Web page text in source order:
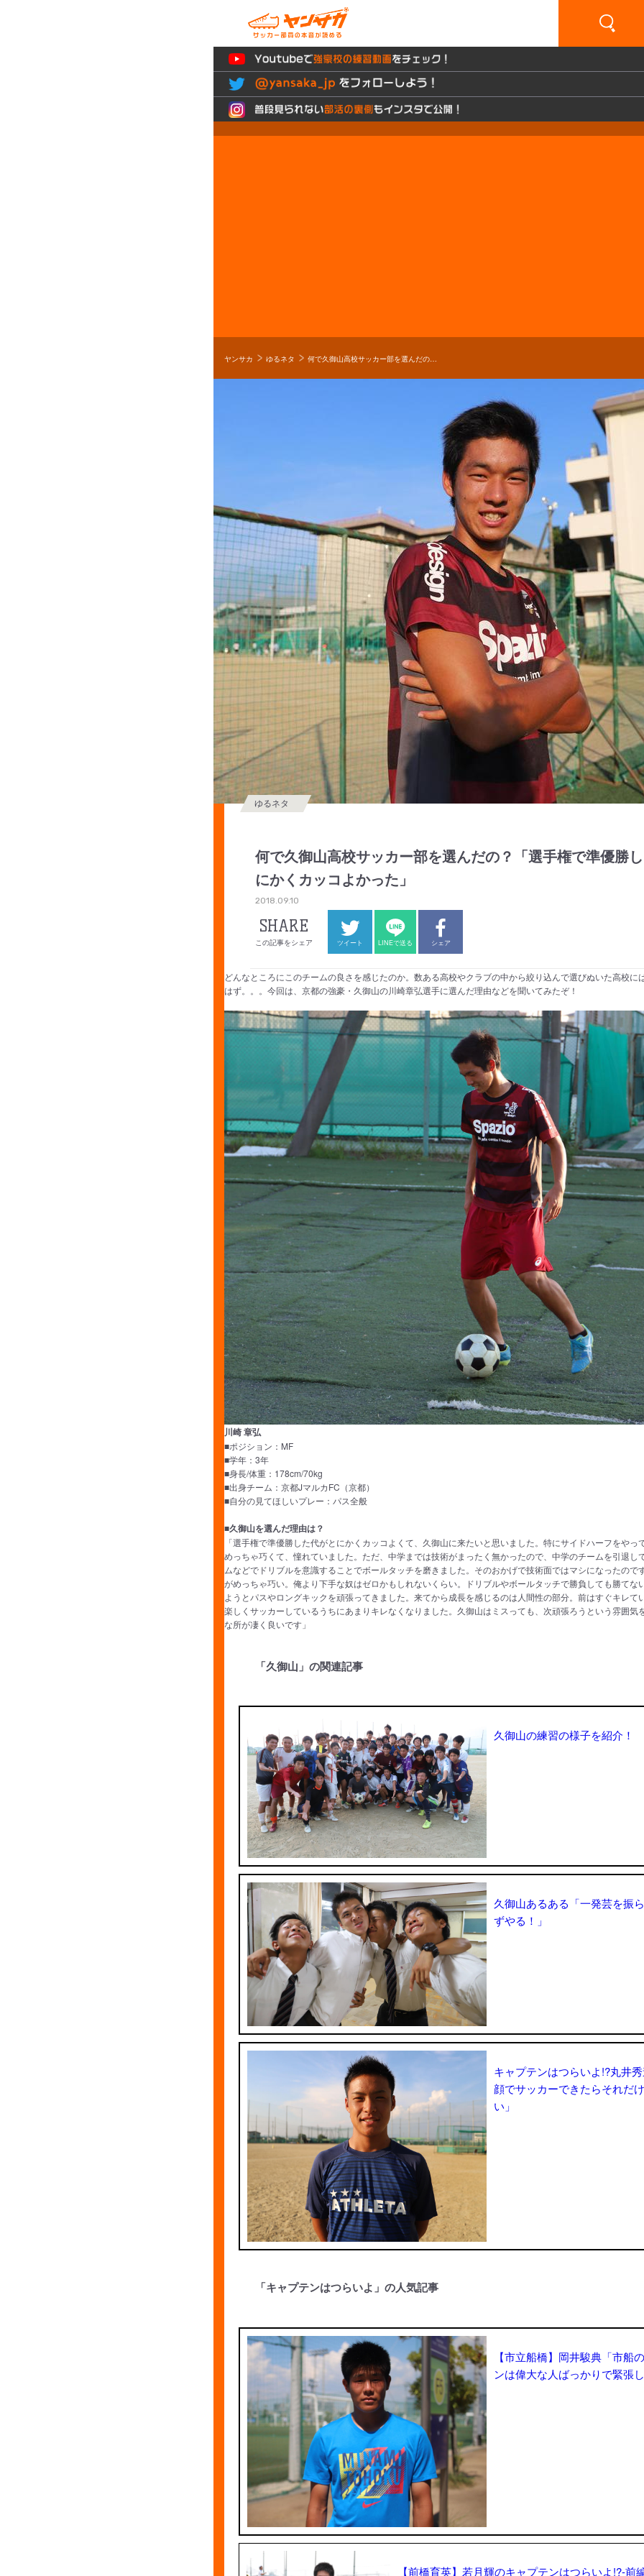
ヤンサカ ゆるネタ 何で久御山高校サッカー部を選んだの？「選手権で準優勝した代がとにかくカッコよかった」
何で久御山高校サッカー部を選んだの？「選手権で準優勝
にかくカッコよかった」
ゆるネタ
2018.09.10
SHARE
この記事をシェア ツイート LINEで送る シェア
どんなところにこのチームの良さを感じたのか。数ある高校やクラブの中から絞り込んで選びぬいた高校に
はず。。。今回は、京都の強豪・久御山の川崎章弘選手に選んだ理由などを聞いてみたぞ！
川崎 章弘
■ポジション：MF
■学年：3年
■身長/体重：178cm/70kg
■出身チーム：京都JマルカFC（京都）
■自分の見てほしいプレー：パス全般
■久御山を選んだ理由は？
「選手権で準優勝した代がとにかくカッコよくて、久御山に来たいと思いました。特にサイドハーフをやっ
めっちゃ巧くて、憧れていました。ただ、中学までは技術がまったく無かったので、中学のチームを引退し
ムなどでドリブルを意識することでボールタッチを磨きました。そのおかげで技術面ではマシになったので
がめっちゃ巧い。俺より下手な奴はゼロかもしれないくらい。ドリブルやボールタッチで勝負しても勝てな
ようとパスやロングキックを頑張ってきました。来てから成長を感じるのは人間性の部分。前はすぐキレて
楽しくサッカーしているうちにあまりキレなくなりました。久御山はミスっても、次頑張ろうという雰囲気
な所が凄く良いです」
「久御山」の関連記事
久御山の練習の様子を紹介！
久御山あるある「一発芸を振
ずやる！」
キャプテンはつらいよ!?丸井
顔でサッカーできたらそれだ
い」
「キャプテンはつらいよ」の人気記事
【市立船橋】岡井駿典「市船
ンは偉大な人ばっかりで緊張
【前橋育英】若月輝のキャプテンはつらいよ!?-前